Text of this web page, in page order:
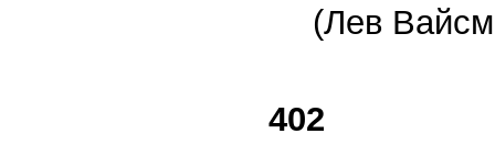
(Лев
402